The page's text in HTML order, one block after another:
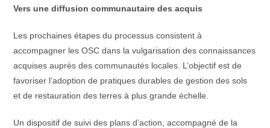
Vers une diffusion communautaire des acquis
Les prochaines étapes du processus consistent à
accompagner les OSC dans la vulgarisation des connaissances
acquises auprès des communautés locales. L’objectif est de
favoriser l’adoption de pratiques durables de gestion des sols
et de restauration des terres à plus grande échelle.
Un dispositif de suivi des plans d’action, accompagné de la